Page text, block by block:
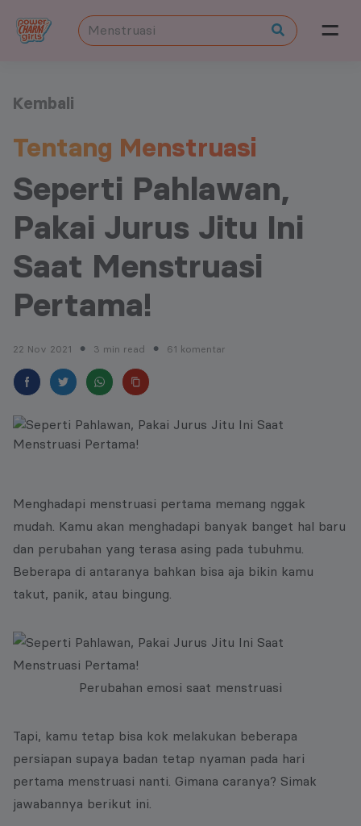
Kembali
Tentang Menstruasi
Seperti Pahlawan,
Pakai Jurus Jitu Ini
Saat Menstruasi
Pertama!
22 Nov 2021 ● 3 min read ● 61 komentar
Menghadapi menstruasi pertama memang nggak
mudah. Kamu akan menghadapi banyak banget hal baru
dan perubahan yang terasa asing pada tubuhmu.
Beberapa di antaranya bahkan bisa aja bikin kamu
takut, panik, atau bingung.
Perubahan emosi saat menstruasi
Tapi, kamu tetap bisa kok melakukan beberapa
persiapan supaya badan tetap nyaman pada hari
pertama menstruasi nanti. Gimana caranya? Simak
jawabannya berikut ini.